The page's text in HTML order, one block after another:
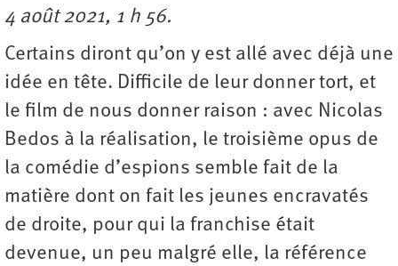
4 août 2021, 1 h 56.
Certains diront qu’on y est allé avec déjà une
idée en tête. Difficile de leur donner tort, et
le film de nous donner raison : avec Nicolas
Bedos à la réalisation, le troisième opus de
la comédie d’espions semble fait de la
matière dont on fait les jeunes encravatés
de droite, pour qui la franchise était
devenue, un peu malgré elle, la référence